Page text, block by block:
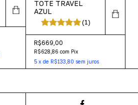
TOTE TRAVEL
AZUL
(1)
R$669,00
R$628,86 com Pix
5 x de R$133,80 sem juros